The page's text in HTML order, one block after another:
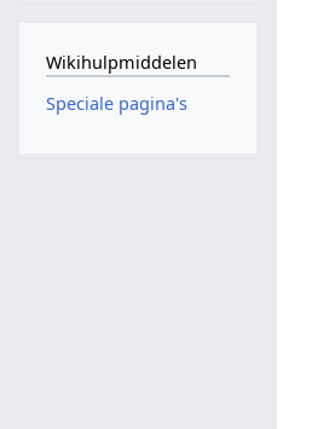
Wikihulpmiddelen
Speciale pagina's